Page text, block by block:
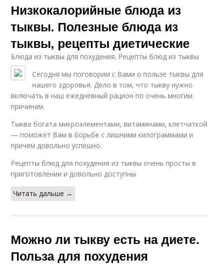
Низкокалорийные блюда из
тыквы. Полезные блюда из
тыквы, рецепты диетические
Блюда из тыквы для похудения. Рецепты блюд из тыквы
Сегодня мы поговорим с Вами о пользе тыквы для
нашего здоровья. Дело в том, что тыкву нужно
включать в наш ежедневный рацион по очень многим
причинам.
Тыква богата микроэлементами, витаминами, клетчаткой
— поможет Вам в борьбе с лишними килограммами и
причем довольно успешно.
Рецепты блюд для похудения из тыквы очень просты в
приготовлении и довольно доступны.
Читать дальше →
Можно ли тыкву есть на диете.
Польза для похудения